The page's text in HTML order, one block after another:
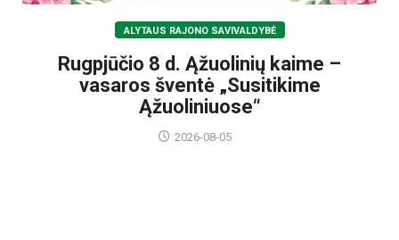
ALYTAUS RAJONO SAVIVALDYBĖ
Rugpjūčio 8 d. Ąžuolinių kaime –
vasaros šventė „Susitikime
Ąžuoliniuose“
2026-08-05